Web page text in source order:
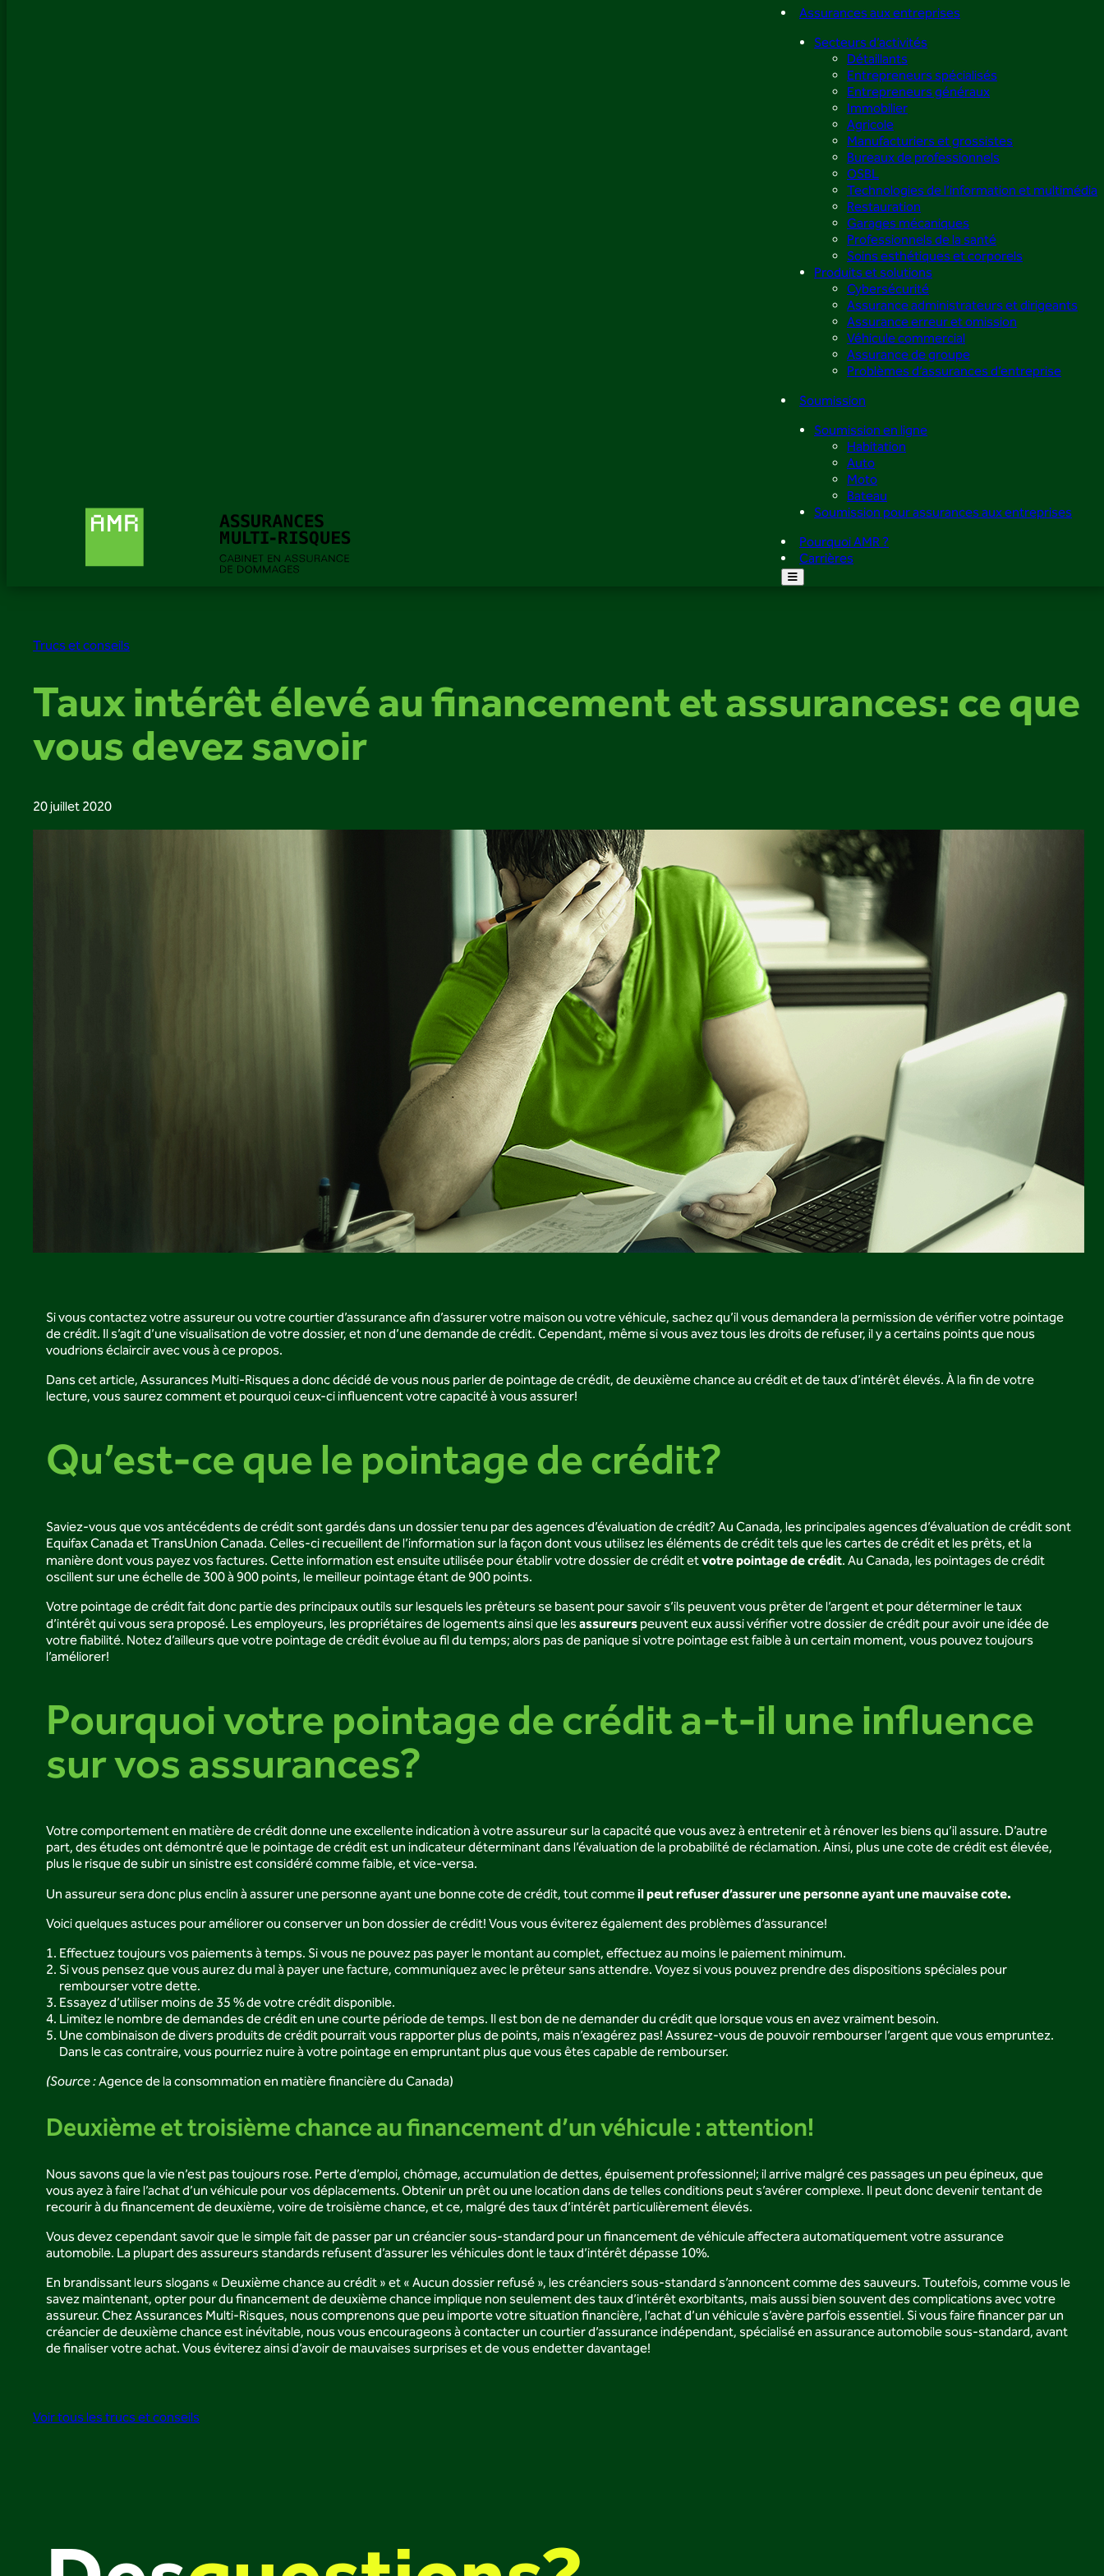
Assurances aux entreprises
Secteurs d’activités
Détaillants
Entrepreneurs spécialisés
Entrepreneurs généraux
Immobilier
Agricole
Manufacturiers et grossistes
Bureaux de professionnels
OSBL
Technologies de l’information et multimédia
Restauration
Garages mécaniques
Professionnels de la santé
Soins esthétiques et corporels
Produits et solutions
Cybersécurité
Assurance administrateurs et dirigeants
Assurance erreur et omission
Véhicule commercial
Assurance de groupe
Problèmes d’assurances d’entreprise
Soumission
Soumission en ligne
Habitation
Auto
Moto
Bateau
Soumission pour assurances aux entreprises
Pourquoi AMR ?
Carrières
Trucs et conseils
Taux intérêt élevé au financement et assurances: ce que
vous devez savoir
20 juillet 2020
Si vous contactez votre assureur ou votre courtier d’assurance afin d’assurer votre maison ou votre véhicule, sachez qu’il vous demandera la permission de vérifier votre pointage
de crédit. Il s’agit d’une visualisation de votre dossier, et non d’une demande de crédit. Cependant, même si vous avez tous les droits de refuser, il y a certains points que nous
voudrions éclaircir avec vous à ce propos.
Dans cet article, Assurances Multi-Risques a donc décidé de vous nous parler de pointage de crédit, de deuxième chance au crédit et de taux d’intérêt élevés. À la fin de votre
lecture, vous saurez comment et pourquoi ceux-ci influencent votre capacité à vous assurer!
Qu’est-ce que le pointage de crédit?
Saviez-vous que vos antécédents de crédit sont gardés dans un dossier tenu par des agences d’évaluation de crédit? Au Canada, les principales agences d’évaluation de crédit sont
Equifax Canada et TransUnion Canada. Celles-ci recueillent de l’information sur la façon dont vous utilisez les éléments de crédit tels que les cartes de crédit et les prêts, et la
manière dont vous payez vos factures. Cette information est ensuite utilisée pour établir votre dossier de crédit etvotre pointage de crédit. Au Canada, les pointages de crédit
oscillent sur une échelle de 300 à 900 points, le meilleur pointage étant de 900 points.
Votre pointage de crédit fait donc partie des principaux outils sur lesquels les prêteurs se basent pour savoir s’ils peuvent vous prêter de l’argent et pour déterminer le taux
d’intérêt qui vous sera proposé. Les employeurs, les propriétaires de logements ainsi que lesassureurspeuvent eux aussi vérifier votre dossier de crédit pour avoir une idée de
votre fiabilité. Notez d’ailleurs que votre pointage de crédit évolue au fil du temps; alors pas de panique si votre pointage est faible à un certain moment, vous pouvez toujours
l’améliorer!
Pourquoi votre pointage de crédit a-t-il une influence
sur vos assurances?
Votre comportement en matière de crédit donne une excellente indication à votre assureur sur la capacité que vous avez à entretenir et à rénover les biens qu’il assure. D’autre
part, des études ont démontré que le pointage de crédit est un indicateur déterminant dans l’évaluation de la probabilité de réclamation. Ainsi, plus une cote de crédit est élevée,
plus le risque de subir un sinistre est considéré comme faible, et vice-versa.
Un assureur sera donc plus enclin à assurer une personne ayant une bonne cote de crédit, tout commeil peut refuser d’assurer une personne ayant une mauvaise cote.
Voici quelques astuces pour améliorer ou conserver un bon dossier de crédit! Vous vous éviterez également des problèmes d’assurance!
Effectuez toujours vos paiements à temps. Si vous ne pouvez pas payer le montant au complet, effectuez au moins le paiement minimum.
Si vous pensez que vous aurez du mal à payer une facture, communiquez avec le prêteur sans attendre. Voyez si vous pouvez prendre des dispositions spéciales pour
rembourser votre dette.
Essayez d’utiliser moins de 35 % de votre crédit disponible.
Limitez le nombre de demandes de crédit en une courte période de temps. Il est bon de ne demander du crédit que lorsque vous en avez vraiment besoin.
Une combinaison de divers produits de crédit pourrait vous rapporter plus de points, mais n’exagérez pas! Assurez-vous de pouvoir rembourser l’argent que vous empruntez.
Dans le cas contraire, vous pourriez nuire à votre pointage en empruntant plus que vous êtes capable de rembourser.
(Source :Agence de la consommation en matière financière du Canada)
Deuxième et troisième chance au financement d’un véhicule : attention!
Nous savons que la vie n’est pas toujours rose. Perte d’emploi, chômage, accumulation de dettes, épuisement professionnel; il arrive malgré ces passages un peu épineux, que
vous ayez à faire l’achat d’un véhicule pour vos déplacements. Obtenir un prêt ou une location dans de telles conditions peut s’avérer complexe. Il peut donc devenir tentant de
recourir à du financement de deuxième, voire de troisième chance, et ce, malgré des taux d’intérêt particulièrement élevés.
Vous devez cependant savoir que le simple fait de passer par un créancier sous-standard pour un financement de véhicule affectera automatiquement votre assurance
automobile. La plupart des assureurs standards refusent d’assurer les véhicules dont le taux d’intérêt dépasse 10%.
En brandissant leurs slogans « Deuxième chance au crédit » et « Aucun dossier refusé », les créanciers sous-standard s’annoncent comme des sauveurs. Toutefois, comme vous le
savez maintenant, opter pour du financement de deuxième chance implique non seulement des taux d’intérêt exorbitants, mais aussi bien souvent des complications avec votre
assureur. Chez Assurances Multi-Risques, nous comprenons que peu importe votre situation financière, l’achat d’un véhicule s’avère parfois essentiel. Si vous faire financer par un
créancier de deuxième chance est inévitable, nous vous encourageons à contacter un courtier d’assurance indépendant, spécialisé en assurance automobile sous-standard, avant
de finaliser votre achat. Vous éviterez ainsi d’avoir de mauvaises surprises et de vous endetter davantage!
Voir tous les trucs et conseils